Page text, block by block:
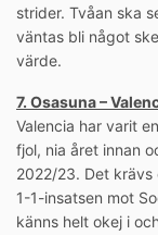
strider. Tvåan ska
väntas bli något
värde.
7. Osasuna –
Valencia har varit
fjol, nia året innan
2022/23. Det
1-1-insatsen mot
känns helt okej i